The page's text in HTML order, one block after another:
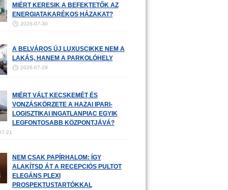
MIÉRT KERESIK A BEFEKTETŐK AZ
ENERGIATAKARÉKOS HÁZAKAT?
2026-07-30
A BELVÁROS ÚJ LUXUSCIKKE NEM A
LAKÁS, HANEM A PARKOLÓHELY
2026-07-29
MIÉRT VÁLT KECSKEMÉT ÉS
VONZÁSKÖRZETE A HAZAI IPARI-
LOGISZTIKAI INGATLANPIAC EGYIK
LEGFONTOSABB KÖZPONTJÁVÁ?
21
NEM CSAK PAPÍRHALOM: ÍGY
ALAKÍTSD ÁT A RECEPCIÓS PULTOT
ELEGÁNS PLEXI
PROSPEKTUSTARTÓKKAL